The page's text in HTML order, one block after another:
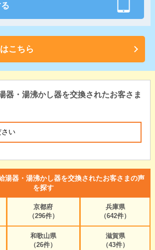
こちら
器・湯沸かし器を交換されたお客さま
湯器・湯沸かし器を交換されたお客さまの声
を探す
京都府
（296件）
兵庫県
（642件）
和歌山県
（26件）
滋賀県
（43件）